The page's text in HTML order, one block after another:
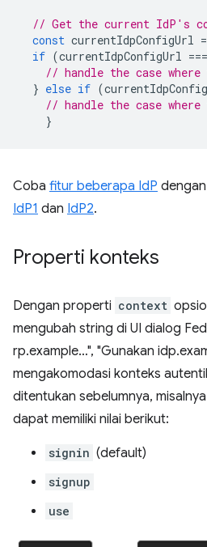
// Get the current IdP's
const currentIdpConfigUrl =
if (currentIdpConfigUrl ===
// handle the case
} else if (
// handle the case
}
Coba fitur beberapa IdP
IdP1 dan IdP2.
Properti konteks
Dengan properti context
mengubah string di UI dialog
rp.example…", "Gunakan
mengakomodasi konteks
ditentukan sebelumnya,
dapat memiliki nilai berikut:
signin (default)
signup
use